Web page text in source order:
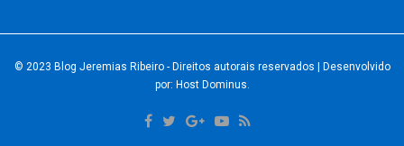
© 2023 Blog Jeremias Ribeiro- Direitos autorais reservados | Desenvolvido
por: Host Dominus.